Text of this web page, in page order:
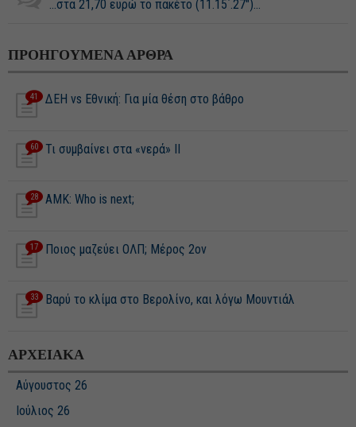
...στα 21,70 ευρώ το πακέτο (11.15΄.27")...
ΠΡΟΗΓΟΥΜΕΝΑ ΑΡΘΡΑ
41 ΔΕΗ vs Εθνική: Για μία θέση στο βάθρο
60 Τι συμβαίνει στα «νερά» ΙΙ
28 ΑΜΚ: Who is next;
17 Ποιος μαζεύει ΟΛΠ; Μέρος 2ον
33 Βαρύ το κλίμα στο Βερολίνο, και λόγω Μουντιάλ
ΑΡΧΕΙΑΚΑ
Αύγουστος 26
Ιούλιος 26